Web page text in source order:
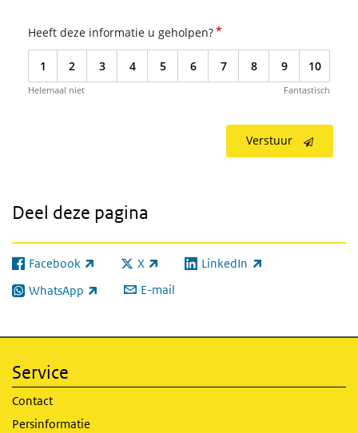
Heeft deze informatie u geholpen?*
1 2 3 4 5 6 7 8 9 10
Helemaal niet Fantastisch
Verstuur
Deel deze pagina
Facebook
(externe link) X
(externe link) LinkedIn
(externe link)
WhatsApp
(externe link) E-mail
Service
Contact
Persinformatie